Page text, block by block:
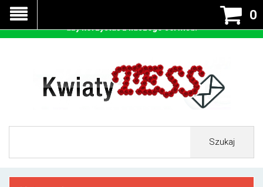
0
Szukaj
Nasza strona korzysta z cookies - czyli tzw ciastek w celu
prawidłowego działania. Zaakceptuj przyjmowanie cookies
aby korzystać z naszego serwisu.